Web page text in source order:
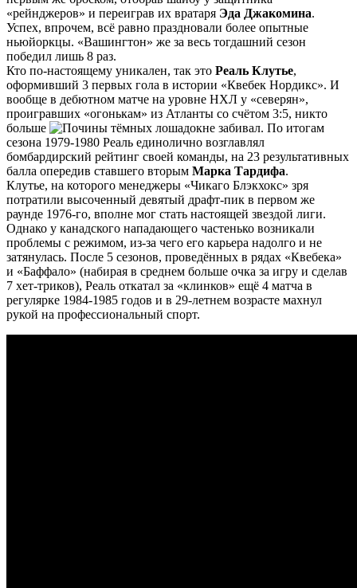
«рейнджеров» и переиграв их вратаря Эда Джакомина.
Успех, впрочем, всё равно праздновали более опытные
ньюйоркцы. «Вашингтон» же за весь тогдашний сезон
победил лишь 8 раз.
Кто по-настоящему уникален, так это Реаль Клутье,
оформивший 3 первых гола в истории «Квебек Нордикс». И
вообще в дебютном матче на уровне НХЛ у «северян»,
проигравших «огонькам» из Атланты со счётом 3:5, никто
больше
не забивал. По итогам
сезона 1979-1980 Реаль единолично возглавлял
бомбардирский рейтинг своей команды, на 23 результативных
балла опередив ставшего вторым Марка Тардифа.
Клутье, на которого менеджеры «Чикаго Блэкхокс» зря
потратили высоченный девятый драфт-пик в первом же
раунде 1976-го, вполне мог стать настоящей звездой лиги.
Однако у канадского нападающего частенько возникали
проблемы с режимом, из-за чего его карьера надолго и не
затянулась. После 5 сезонов, проведённых в рядах «Квебека»
и «Баффало» (набирая в среднем больше очка за игру и сделав
7 хет-триков), Реаль откатал за «клинков» ещё 4 матча в
регулярке 1984-1985 годов и в 29-летнем возрасте махнул
рукой на профессиональный спорт.